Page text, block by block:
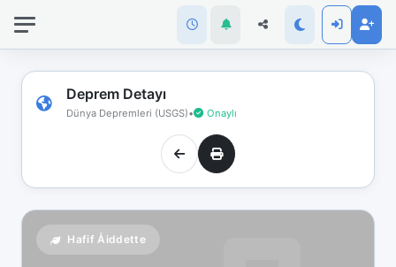
Deprem Detayı
Dünya Depremleri (USGS)• Onaylı
Hafif Åiddette
bağlantınız
koptu!
Çevrimdışı
moddasınız.